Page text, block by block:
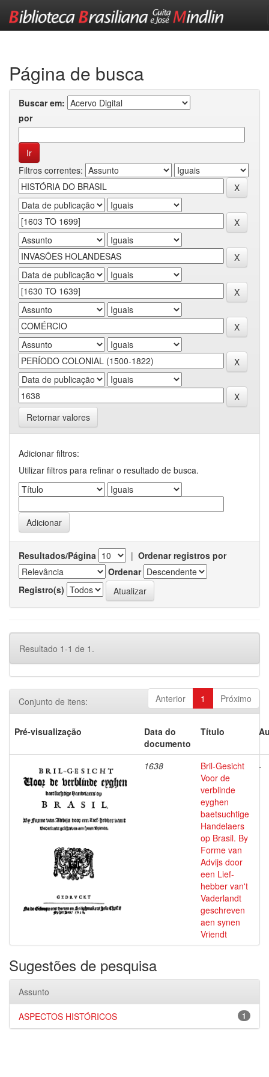
Página de busca
Buscar em:
por
Filtros correntes:
Retornar valores
Adicionar filtros:
Utilizar filtros para refinar o resultado de busca.
Resultados/Página | Ordenar registros por
Ordenar
Registro(s)
Resultado 1-1 de 1.
Anterior 1 Próximo
Conjunto de itens:
Pré-visualização
Data do
documento
Título
1638
Bril-Gesicht
Voor de
verblinde
eyghen
baetsuchtige
Handelaers
op Brasil. By
Forme van
Advijs door
een Lief-
hebber van't
Vaderlandt
geschreven
aen synen
Vriendt
-
Sugestões de pesquisa
Assunto
1
ASPECTOS HISTÓRICOS